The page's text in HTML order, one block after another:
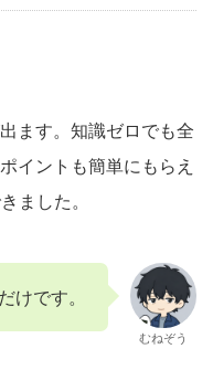
ます。知識ゼロでも全
イントも簡単にもらえ
ました。
けです。
むねぞう